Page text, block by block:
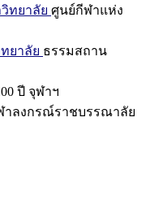
ทยาลัย ศูนย์กีฬาแห่ง
ยาลัย ธรรมสถาน
ปี จุฬาฯ
าลงกรณ์ราชบรรณาลัย